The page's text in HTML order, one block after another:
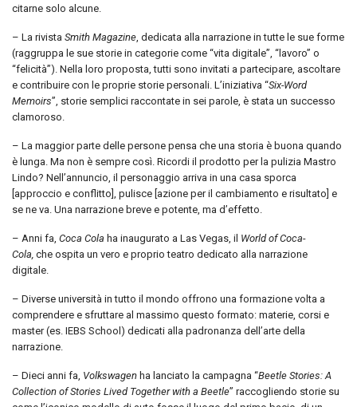
citarne solo alcune.
– La rivista Smith Magazine, dedicata alla narrazione in tutte le sue forme
(raggruppa le sue storie in categorie come “vita digitale”, “lavoro” o
“felicità”). Nella loro proposta, tutti sono invitati a partecipare, ascoltare
e contribuire con le proprie storie personali. L’iniziativa “Six-Word
Memoirs”, storie semplici raccontate in sei parole, è stata un successo
clamoroso.
– La maggior parte delle persone pensa che una storia è buona quando
è lunga. Ma non è sempre così. Ricordi il prodotto per la pulizia Mastro
Lindo? Nell’annuncio, il personaggio arriva in una casa sporca
[approccio e conflitto], pulisce [azione per il cambiamento e risultato] e
se ne va. Una narrazione breve e potente, ma d’effetto.
– Anni fa, Coca Cola ha inaugurato a Las Vegas, il World of Coca-
Cola, che ospita un vero e proprio teatro dedicato alla narrazione
digitale.
– Diverse università in tutto il mondo offrono una formazione volta a
comprendere e sfruttare al massimo questo formato: materie, corsi e
master (es. IEBS School) dedicati alla padronanza dell’arte della
narrazione.
– Dieci anni fa, Volkswagen ha lanciato la campagna “Beetle Stories: A
Collection of Stories Lived Together with a Beetle” raccogliendo storie su